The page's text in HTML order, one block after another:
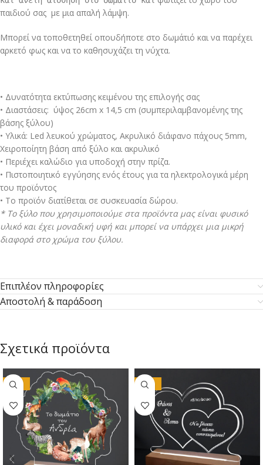
παιδιού σας με μια απαλή λάμψη.
Mπορεί να τοποθετηθεί οπουδήποτε στο δωμάτιό και να παρέχει
αρκετό φως και να το καθησυχάζει τη νύχτα.
• Δυνατότητα εκτύπωσης κειμένου της επιλογής σας
• Διαστάσεις: ύψος 26cm x 14,5 cm (συμπεριλαμβανομένης της
βάσης ξύλου)
• Υλικά: Led λευκού χρώματος, Ακρυλικό διάφανο πάχους 5mm,
Χειροποίητη βάση από ξύλο και ακρυλικό
• Περιέχει καλώδιο για υποδοχή στην πρίζα.
• Πιστοποιητικό εγγύησης ενός έτους για τα ηλεκτρολογικά μέρη
του προϊόντος
• Το προϊόν διατίθεται σε συσκευασία δώρου.
* To ξύλο που χρησιμοποιούμε στα προϊόντα μας είναι φυσικό
υλικό και έχει μοναδική υφή και μπορεί να υπάρχει μια μικρή
διαφορά στο χρώμα του ξύλου.
Επιπλέον πληροφορίες
Αποστολή & παράδοση
Σχετικά προϊόντα
-20% -17%